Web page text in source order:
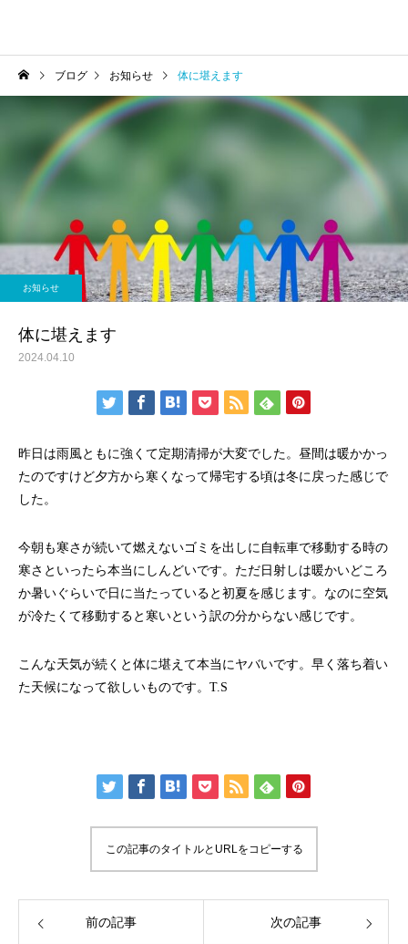
ブログ お知らせ 体に堪えます
お知らせ
体に堪えます
2024.04.10
昨日は雨風ともに強くて定期清掃が大変でした。昼間は暖かかっ
たのですけど夕方から寒くなって帰宅する頃は冬に戻った感じで
した。
今朝も寒さが続いて燃えないゴミを出しに自転車で移動する時の
寒さといったら本当にしんどいです。ただ日射しは暖かいどころ
か暑いぐらいで日に当たっていると初夏を感じます。なのに空気
が冷たくて移動すると寒いという訳の分からない感じです。
こんな天気が続くと体に堪えて本当にヤバいです。早く落ち着い
た天候になって欲しいものです。T.S
この記事のタイトルとURLをコピーする
前の記事 次の記事